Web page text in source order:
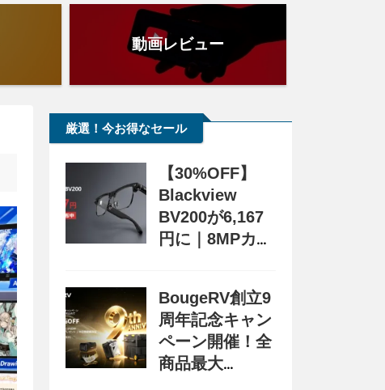
動画レビュー
厳選！今お得なセール
【30%OFF】
Blackview
BV200が6,167
円に｜8MPカメ
ン配布中
BougeRV創立9
周年記念キャン
ペーン開催！全
商品最大